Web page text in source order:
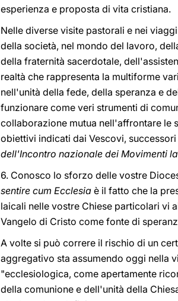
esperienza e proposta di vita cristiana.
Nelle diverse visite pastorali e nei
della società, nel mondo del lavoro,
della fraternità sacerdotale,
realtà che rappresenta la multiforme
nell'unità della fede, della speranza e
funzionare come veri strumenti di
collaborazione mutua nell'affrontare le
obiettivi indicati dai Vescovi,
dell'Incontro nazionale dei Movimenti
6. Conosco lo sforzo delle vostre
sentire cum Ecclesia è il fatto che la
laicali nelle vostre Chiese particolari vi
Vangelo di Cristo come fonte di
A volte si può correre il rischio di un
aggregativo sta assumendo oggi nella
"ecclesiologica, come apertamente
della comunione e dell'unità della